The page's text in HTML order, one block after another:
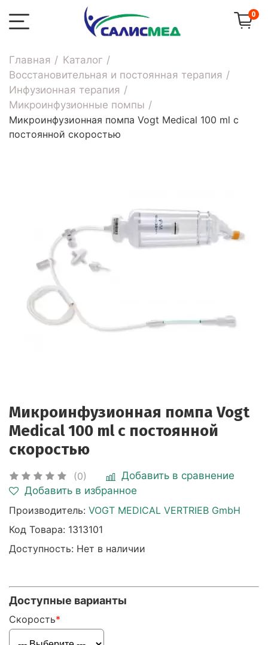
0
Главная
Каталог
Восстановительная и постоянная терапия
Инфузионная терапия
Микроинфузионные помпы
Микроинфузионная помпа Vogt Medical 100 ml с
постоянной скоростью
Микроинфузионная помпа Vogt
Medical 100 ml с постоянной
скоростью
(0)
Добавить в сравнение
Добавить в избранное
Производитель: VOGT MEDICAL VERTRIEB GmbH
Код Товара: 1313101
Доступность: Нет в наличии
Доступные варианты
Скорость